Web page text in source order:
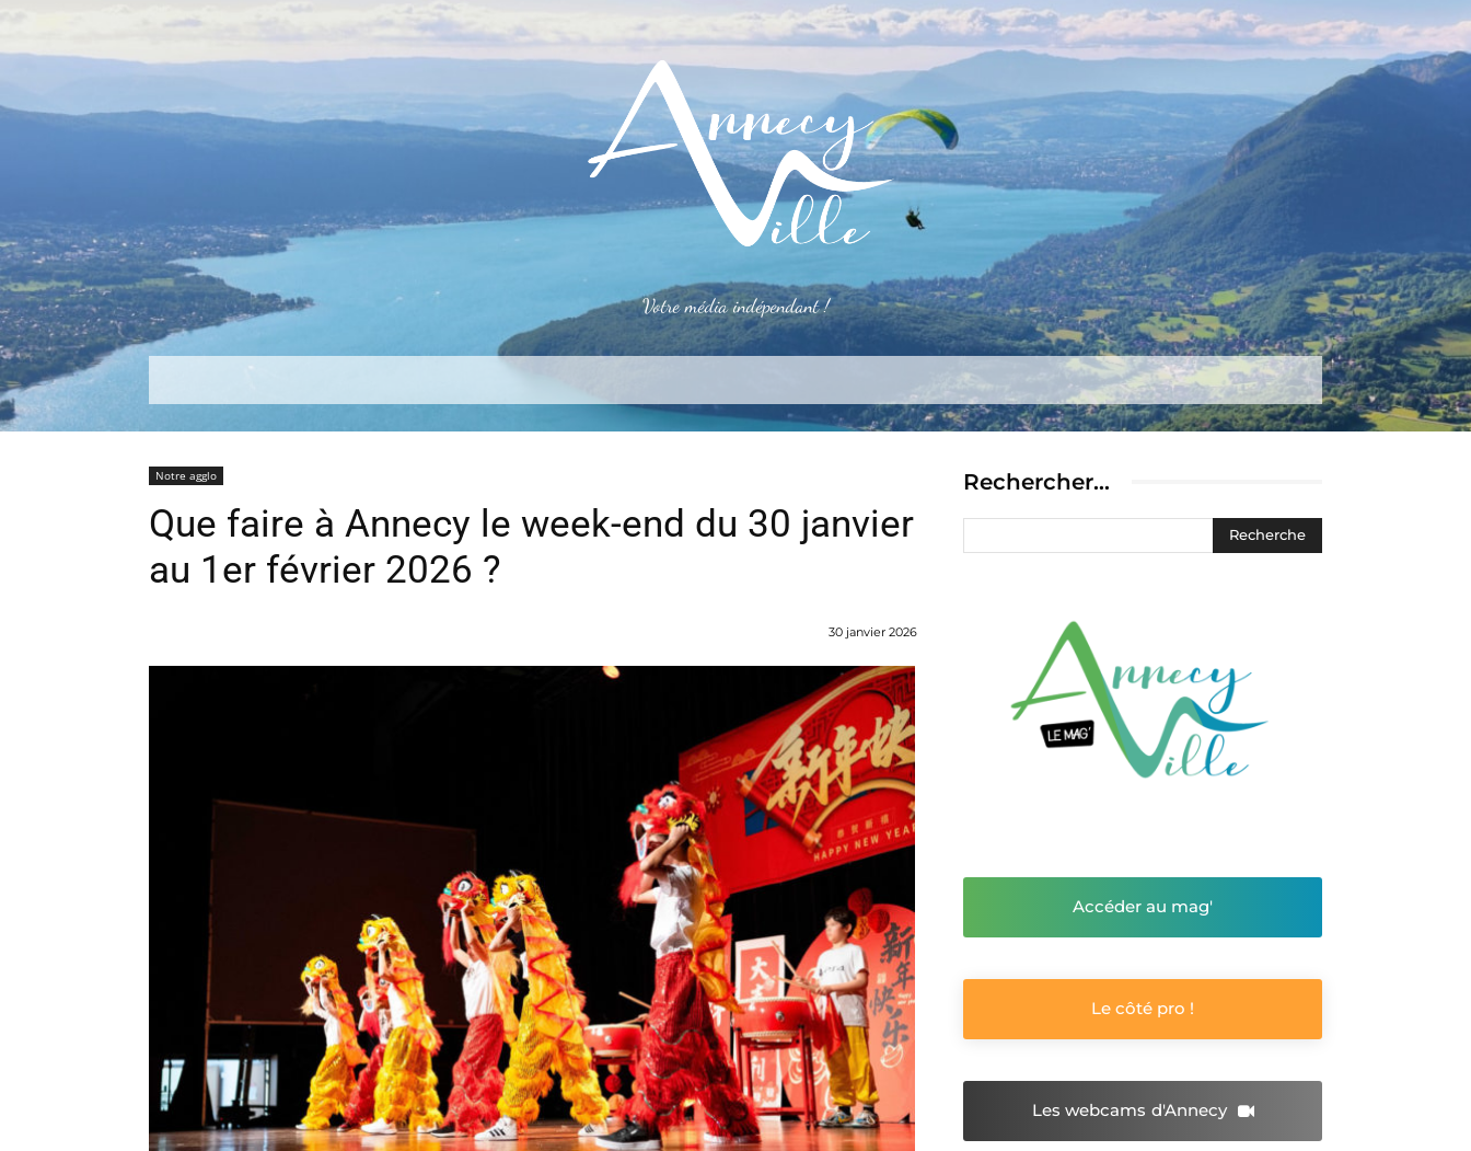
Votre média indépendant !
Alertez-nous Plus
Notre agglo
Que faire à Annecy le week-end du 30 janvier
au 1er février 2026 ?
30 janvier 2026
Rechercher…
Accéder au mag'
Le côté pro !
Les webcams d'Annecy